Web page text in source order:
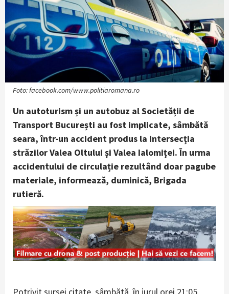
Foto: facebook.com/www.politiaromana.ro
Un autoturism și un autobuz al Societății de
Transport București au fost implicate, sâmbătă
seara, într-un accident produs la intersecția
străzilor Valea Oltului și Valea Ialomiței. În urma
accidentului de circulație rezultând doar pagube
materiale, informează, duminică, Brigada
rutieră.